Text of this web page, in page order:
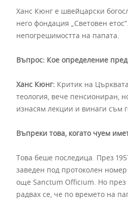
Ханс Кюнг е швейцарски
него фондация „Световен
непогрешимостта на папата.
Въпрос: Кое определение
Ханс Кюнг: Критик на
теология, вече пенсиониран,
изнасям лекции и винаги съм
Въпреки това, когато чуем
Това беше последица. През
заведен под протоколен
още Sanctum Officium. Но през
радвах се, че по времето на